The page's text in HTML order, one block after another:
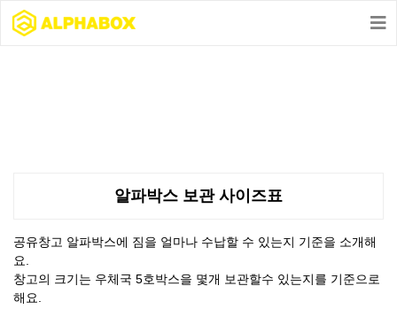
알파박스 보관 사이즈표
공유창고 알파박스에 짐을 얼마나 수납할 수 있는지 기준을 소개해
요.
창고의 크기는 우체국 5호박스을 몇개 보관할수 있는지를 기준으로
해요.